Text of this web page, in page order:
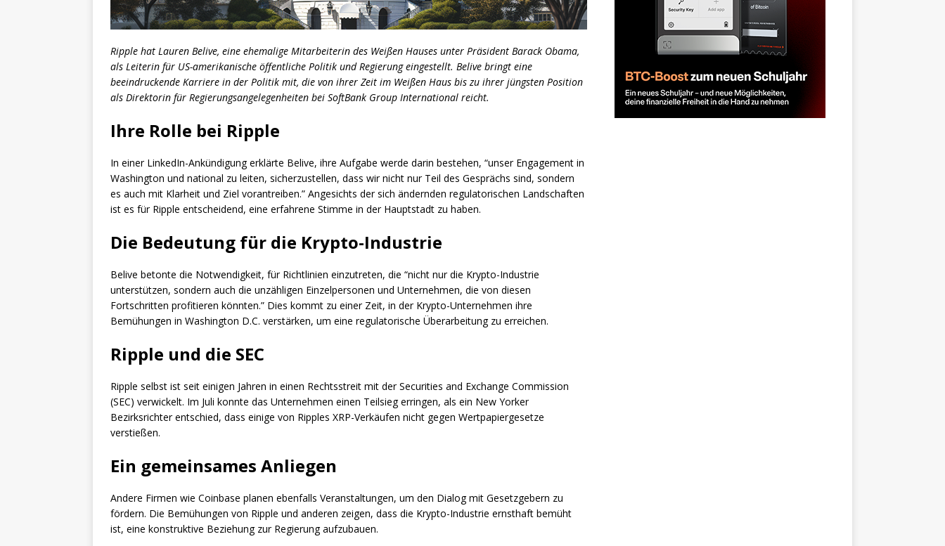
Ripple hat Lauren Belive, eine ehemalige Mitarbeiterin des Weißen Hauses unter Präsident Barack Obama,
als Leiterin für US-amerikanische öffentliche Politik und Regierung eingestellt. Belive bringt eine
beeindruckende Karriere in der Politik mit, die von ihrer Zeit im Weißen Haus bis zu ihrer jüngsten Position
als Direktorin für Regierungsangelegenheiten bei SoftBank Group International reicht.
Ihre Rolle bei Ripple
In einer LinkedIn-Ankündigung erklärte Belive, ihre Aufgabe werde darin bestehen, “unser Engagement in
Washington und national zu leiten, sicherzustellen, dass wir nicht nur Teil des Gesprächs sind, sondern
es auch mit Klarheit und Ziel vorantreiben.” Angesichts der sich ändernden regulatorischen Landschaften
ist es für Ripple entscheidend, eine erfahrene Stimme in der Hauptstadt zu haben.
Die Bedeutung für die Krypto-Industrie
Belive betonte die Notwendigkeit, für Richtlinien einzutreten, die “nicht nur die Krypto-Industrie
unterstützen, sondern auch die unzähligen Einzelpersonen und Unternehmen, die von diesen
Fortschritten profitieren könnten.” Dies kommt zu einer Zeit, in der Krypto-Unternehmen ihre
Bemühungen in Washington D.C. verstärken, um eine regulatorische Überarbeitung zu erreichen.
Ripple und die SEC
Ripple selbst ist seit einigen Jahren in einen Rechtsstreit mit der Securities and Exchange Commission
(SEC) verwickelt. Im Juli konnte das Unternehmen einen Teilsieg erringen, als ein New Yorker
Bezirksrichter entschied, dass einige von Ripples XRP-Verkäufen nicht gegen Wertpapiergesetze
verstießen.
Ein gemeinsames Anliegen
Andere Firmen wie Coinbase planen ebenfalls Veranstaltungen, um den Dialog mit Gesetzgebern zu
fördern. Die Bemühungen von Ripple und anderen zeigen, dass die Krypto-Industrie ernsthaft bemüht
ist, eine konstruktive Beziehung zur Regierung aufzubauen.